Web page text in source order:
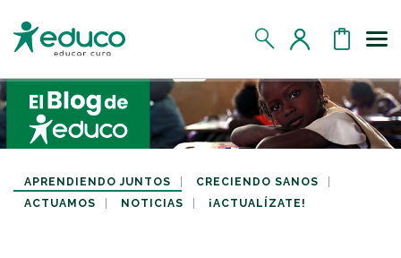
MIS DATOS
MIS APADRINADOS
APRENDIENDO JUNTOS
CRECIENDO SANOS
ACTUAMOS
NOTICIAS ¡ACTUALÍZATE!